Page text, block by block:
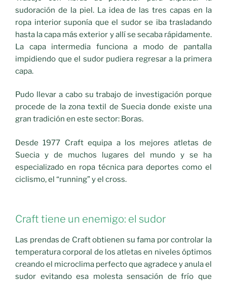
sudoración de la piel. La idea de las tres capas en la
ropa interior suponía que el sudor se iba trasladando
hasta la capa más exterior y allí se secaba rápidamente.
La capa intermedia funciona a modo de pantalla
impidiendo que el sudor pudiera regresar a la primera
capa.
Pudo llevar a cabo su trabajo de investigación porque
procede de la zona textil de Suecia donde existe una
gran tradición en este sector: Boras.
Desde 1977 Craft equipa a los mejores atletas de
Suecia y de muchos lugares del mundo y se ha
especializado en ropa técnica para deportes como el
ciclismo, el “running” y el cross.
Craft tiene un enemigo: el sudor
Las prendas de Craft obtienen su fama por controlar la
temperatura corporal de los atletas en niveles óptimos
creando el microclima perfecto que agradece y anula el
sudor evitando esa molesta sensación de frío que